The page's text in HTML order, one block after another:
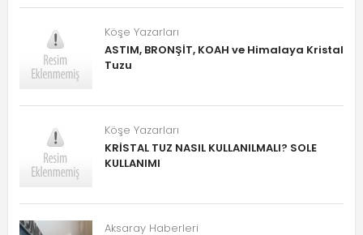
Köşe Yazarları
ASTIM, BRONŞİT, KOAH ve Himalaya Kristal
Tuzu
Köşe Yazarları
KRİSTAL TUZ NASIL KULLANILMALI? SOLE
KULLANIMI
Aksaray Haberleri